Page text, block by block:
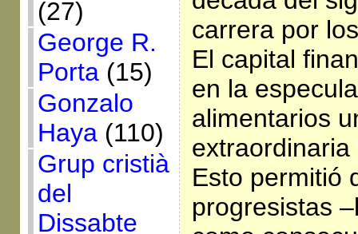
(27)
George R.
Porta(15)
Gonzalo
Haya(110)
Grup cristià
del
Dissabte
carrera por
El capital
en la
alimentarios
Esto permitió
progresistas